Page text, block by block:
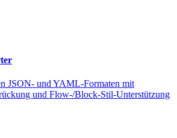
JSON- und YAML-Formaten mit
und Flow-/Block-Stil-Unterstützung